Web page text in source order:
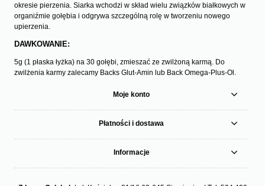
okresie pierzenia. Siarka wchodzi w skład wielu związków białkowych w
organiźmie gołębia i odgrywa szczególną rolę w tworzeniu nowego
upierzenia.
DAWKOWANIE:
5g (1 płaska łyżka) na 30 gołębi, zmieszać ze zwilżoną karmą. Do
zwilżenia karmy zalecamy Backs Glut-Amin lub Back Omega-Plus-Ol.
Moje konto
Płatności i dostawa
Informacje